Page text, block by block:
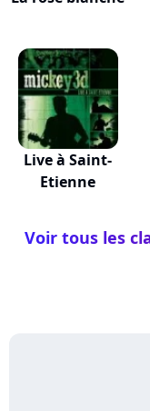
Live à Saint-
Etienne
Voir tous les